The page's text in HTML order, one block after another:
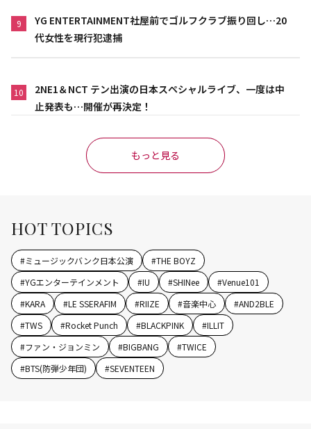
9
YG ENTERTAINMENT社屋前でゴルフクラブ振り回し…20
代女性を現行犯逮捕
10
2NE1＆NCT テン出演の日本スペシャルライブ、一度は中
止発表も…開催が再決定！
もっと見る
HOT TOPICS
#ミュージックバンク日本公演 #THE BOYZ
#YGエンターテインメント #IU #SHINee #Venue101
#KARA #LE SSERAFIM #RIIZE #音楽中心 #AND2BLE
#TWS #Rocket Punch #BLACKPINK #ILLIT
#ファン・ジョンミン #BIGBANG #TWICE
#BTS(防弾少年団) #SEVENTEEN